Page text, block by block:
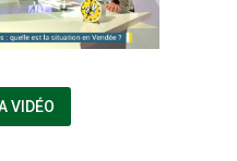
VIDÉO(NOUVELLE FENÊTRE)